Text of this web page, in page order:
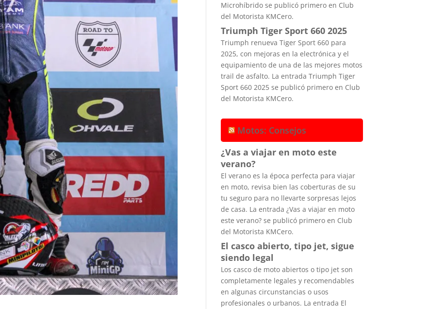
Microhíbrido se publicó primero en Club
del Motorista KMCero.
Triumph Tiger Sport 660 2025
Triumph renueva Tiger Sport 660 para
2025, con mejoras en la electrónica y el
equipamiento de una de las mejores motos
trail de asfalto. La entrada Triumph Tiger
Sport 660 2025 se publicó primero en Club
del Motorista KMCero.
Motos: Consejos
¿Vas a viajar en moto este
verano?
El verano es la época perfecta para viajar
en moto, revisa bien las coberturas de su
tu seguro para no llevarte sorpresas lejos
de casa. La entrada ¿Vas a viajar en moto
este verano? se publicó primero en Club
del Motorista KMCero.
El casco abierto, tipo jet, sigue
siendo legal
Los casco de moto abiertos o tipo jet son
completamente legales y recomendables
en algunas circunstancias o usos
profesionales o urbanos. La entrada El